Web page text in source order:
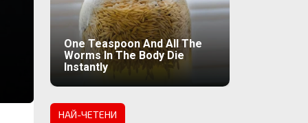
One Teaspoon And All The
Worms In The Body Die
Instantly
НАЙ-ЧЕТЕНИ